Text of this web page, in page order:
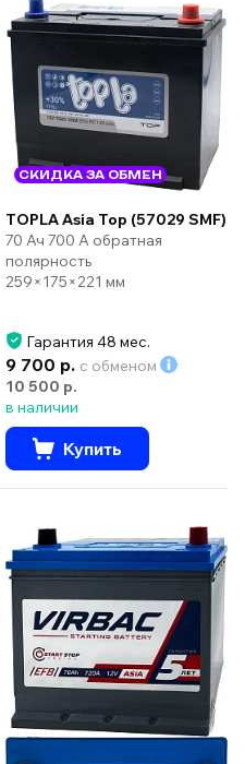
СКИДКА ЗА ОБМЕН
TOPLA Asia Top (57029 SMF)
70 Ач 700 А обратная
полярность
259×175×221 мм
Гарантия 48 мес.
9 700 р. с обменом
10 500 р.
в наличии
Купить